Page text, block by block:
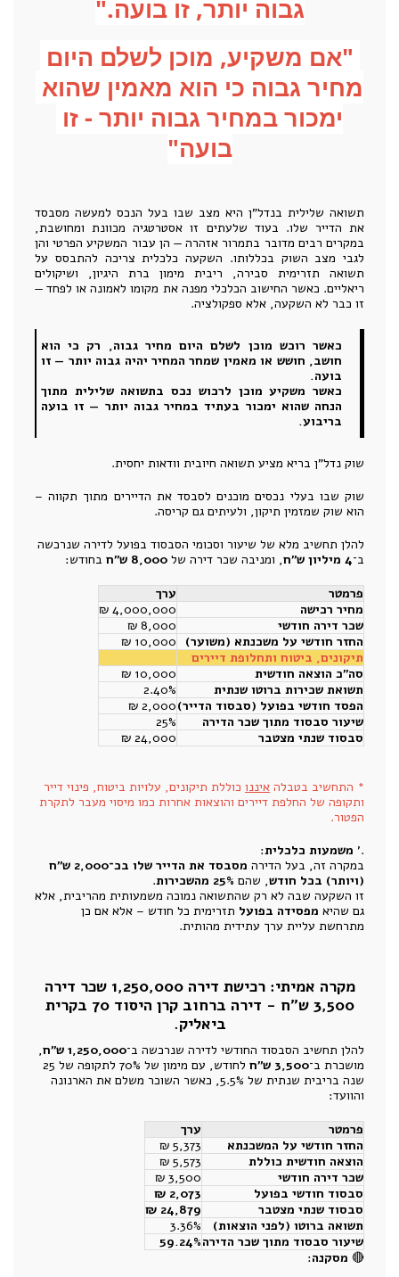
גבוה יותר, זו בועה."
בועה"
תשואה שלילית בנדל"ן היא מצב שבו בעל הנכס למעשה מסבסד
את הדייר שלו. בעוד שלעתים זו אסטרטגיה מכוונת ומחושבת,
במקרים רבים מדובר בתמרור אזהרה — הן עבור המשקיע הפרטי והן
לגבי מצב השוק בכללותו. השקעה כלכלית צריכה להתבסס על
תשואה תזרימית סבירה, ריבית מימון ברת היגיון, ושיקולים
ריאליים. כאשר החישוב הכלכלי מפנה את מקומו לאמונה או לפחד —
זו כבר לא השקעה, אלא ספקולציה.
כאשר רוכש מוכן לשלם היום מחיר גבוה, רק כי הוא
חושב, חושש או מאמין שמחר המחיר יהיה גבוה יותר — זו
בועה.
כאשר משקיע מוכן לרכוש נכס בתשואה שלילית מתוך
הנחה שהוא ימכור בעתיד במחיר גבוה יותר — זו בועה
בריבוע.
שוק נדל"ן בריא מציע תשואה חיובית וודאות יחסית.
שוק שבו בעלי נכסים מוכנים לסבסד את הדיירים מתוך תקווה –
הוא שוק שמזמין תיקון, ולעיתים גם קריסה.
להלן תחשיב מלא של שיעור וסכומי הסבסוד בפועל לדירה שנרכשה
ב־4 מיליון ש"ח , ומניבה שכר דירה של 8,000 ש"ח
בחודש:
פרמטר
ערך
מחיר רכישה
4,000,000 ₪
שכר דירה חודשי
8,000 ₪
החזר חודשי על משכנתא (משוער)
10,000 ₪
תיקונים, ביטוח ותחלופת דיירים
סה"כ הוצאה חודשית
10,000 ₪
תשואת שכירות ברוטו שנתית
2.40%
הפסד חודשי בפועל (סבסוד הדייר)2,000 ₪
שיעור סבסוד מתוך שכר הדירה
25%
סבסוד שנתי מצטבר
24,000 ₪
* התחשיב בטבלה איננו כוללת תיקונים, עלויות ביטוח, פינוי דייר
ותקופה של החלפת דיירים והוצאות אחרות כמו מיסוי מעבר לתקרת
הפטור.
.' משמעות כלכלית:
במקרה זה, בעל הדירה
מסבסד את הדייר שלו בכ־2,000 ש"ח
(ויותר) בכל חודש, שהם 25% מהשכירות
.
זו השקעה שבה לא רק שהתשואה נמוכה משמעותית מהריבית, אלא
גם שהיא מפסידה בפועל תזרימית כל חודש – אלא אם כן
מתרחשת עליית ערך עתידית מהותית.
מקרה אמיתי: רכישת דירה 1,250,000 שכר דירה
3,500 ש"ח - דירה ברחוב קרן היסוד 70 בקרית
ביאליק.
להלן תחשיב הסבסוד החודשי לדירה שנרכשה ב־1,250,000 ש"ח
,
מושכרת ב־3,500 ש"ח
לחודש, עם מימון של 70% לתקופה של 25
שנה בריבית שנתית של 5.5%, כאשר השוכר משלם את הארנונה
והוועד:
פרמטר
ערך
החזר חודשי על המשכנתא
5,373 ₪
הוצאה חודשית כוללת
5,573 ₪
שכר דירה חודשי
3,500 ₪
סבסוד חודשי בפועל
2,073 ₪
סבסוד שנתי מצטבר
24,879 ₪
תשואה ברוטו (לפני הוצאות)
3.36%
שיעור סבסוד מתוך שכר הדירה59.24%
🔴 מסקנה: